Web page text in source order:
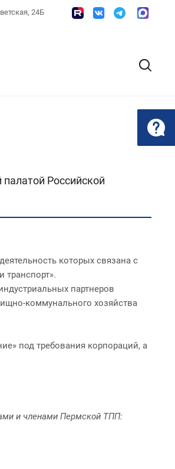
24Б
Российской
которых связана с
транспорт».
партнеров
коммунального хозяйства
под требования корпораций, а
и членами Пермской ТПП: